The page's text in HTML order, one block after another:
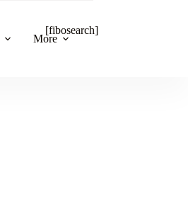
More
[fibosearch]